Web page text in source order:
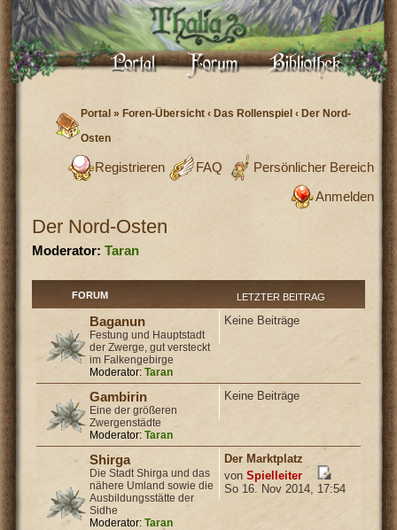
Portal »Foren-Übersicht ‹ Das Rollenspiel ‹ Der Nord-
Osten
Persönlicher Bereich
FAQ
Registrieren
Anmelden
Der Nord-Osten
Moderator: Taran
FORUM LETZTER BEITRAG
Baganun
Festung und Hauptstadt
der Zwerge, gut versteckt
im Falkengebirge
Moderator: Taran
Keine Beiträge
Gambirin
Eine der größeren
Zwergenstädte
Moderator: Taran
Keine Beiträge
Shirga
Die Stadt Shirga und das
nähere Umland sowie die
Ausbildungsstätte der
Sidhe
Moderator: Taran
Der Marktplatz
vonSpielleiter
So 16. Nov 2014, 17:54